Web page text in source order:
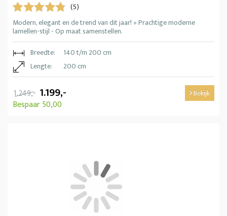
(5)
Modern, elegant en de trend van dit jaar! » Prachtige moderne
lamellen-stijl - Op maat samenstellen.
Breedte:
140 t/m 200 cm
Lengte:
200 cm
1.249,- 1.199,-
Bespaar 50,00
Bekijk